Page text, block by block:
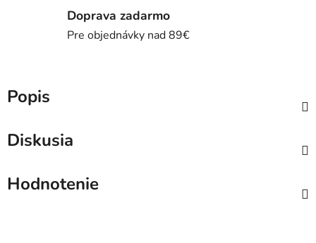
Doprava zadarmo
Pre objednávky nad 89€
Popis
Diskusia
Hodnotenie